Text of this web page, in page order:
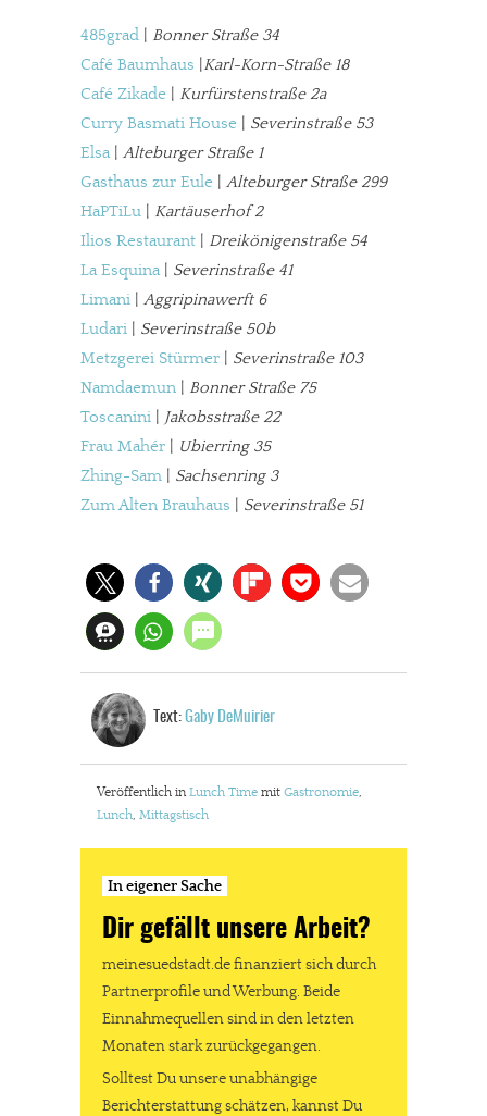
stark zurückgegangen.
Solltest Du unsere unabhängige Berichterstattung schätzen,
kannst Du uns mit einer kleinen Spende unterstützen.
Paypal - danke@meinesuedstadt.de
JETZT SPENDEN Schon erledigt!
485grad
Bonner Straße 34
Café Baumhaus Karl-Korn-Straße 18
Café Zikade
Kurfürstenstraße 2a
Curry Basmati House
Severinstraße 53
Elsa| Alteburger Straße 1
Gasthaus zur Eule
Alteburger Straße 299
HaPTiLu
Kartäuserhof 2
Ilios Restaurant
Dreikönigenstraße 54
La Esquina| Severinstraße 41
Limani
Aggripinawerft 6
Ludari
Severinstraße 50b
Metzgerei Stürmer
Severinstraße 103
Namdaemun
Bonner Straße 75
Toscanini
Jakobsstraße 22
Frau Mahér
Ubierring 35
Zhing-Sam
Sachsenring 3
Zum Alten Brauhaus
Severinstraße 51
Text: Gaby DeMuirier
Veröffentlich in Lunch Time mit Gastronomie,
Lunch, Mittagstisch
In eigener Sache
Dir gefällt unsere Arbeit?
meinesuedstadt.de finanziert sich durch
Partnerprofile und Werbung. Beide
Einnahmequellen sind in den letzten
Monaten stark zurückgegangen.
Solltest Du unsere unabhängige
Berichterstattung schätzen, kannst Du